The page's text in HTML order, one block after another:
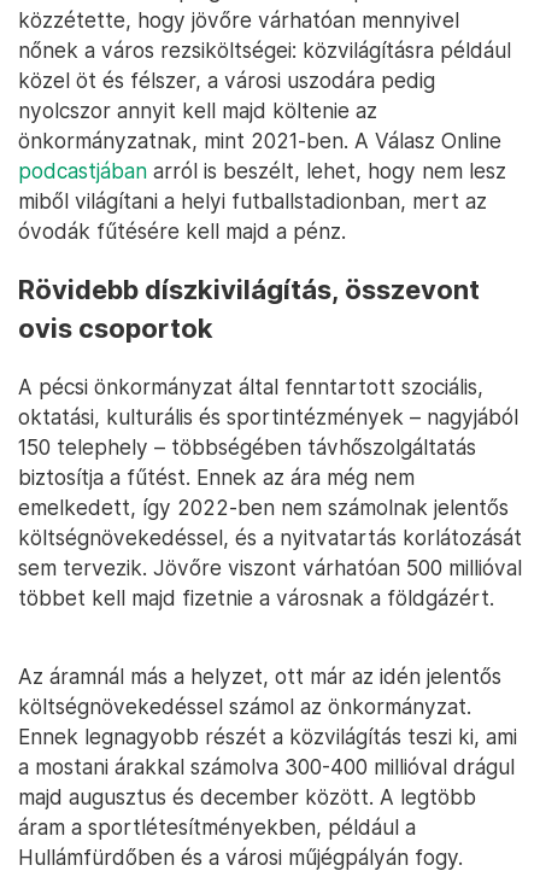
közzétette, hogy jövőre várhatóan mennyivel
nőnek a város rezsiköltségei: közvilágításra például
közel öt és félszer, a városi uszodára pedig
nyolcszor annyit kell majd költenie az
önkormányzatnak, mint 2021-ben. A Válasz Online
podcastjában arról is beszélt, lehet, hogy nem lesz
miből világítani a helyi futballstadionban, mert az
óvodák fűtésére kell majd a pénz.
Rövidebb díszkivilágítás, összevont
ovis csoportok
A pécsi önkormányzat által fenntartott szociális,
oktatási, kulturális és sportintézmények – nagyjából
150 telephely – többségében távhőszolgáltatás
biztosítja a fűtést. Ennek az ára még nem
emelkedett, így 2022-ben nem számolnak jelentős
költségnövekedéssel, és a nyitvatartás korlátozását
sem tervezik. Jövőre viszont várhatóan 500 millióval
többet kell majd fizetnie a városnak a földgázért.
Az áramnál más a helyzet, ott már az idén jelentős
költségnövekedéssel számol az önkormányzat.
Ennek legnagyobb részét a közvilágítás teszi ki, ami
a mostani árakkal számolva 300-400 millióval drágul
majd augusztus és december között. A legtöbb
áram a sportlétesítményekben, például a
Hullámfürdőben és a városi műjégpályán fogy.